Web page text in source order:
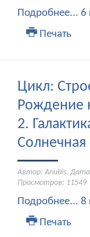
Подробнее... 6
Печать
Цикл:
Рождение
2.
Солнечная
Автор: Anubis. Дата
Просмотров: 11549
Подробнее... 8
Печать